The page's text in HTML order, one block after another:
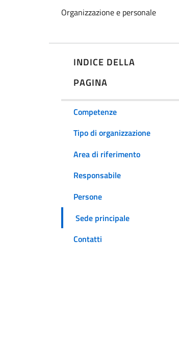
Organizzazione e personale
INDICE DELLA
PAGINA
Competenze
Tipo di organizzazione
Area di riferimento
Responsabile
Persone
Sede principale
Contatti